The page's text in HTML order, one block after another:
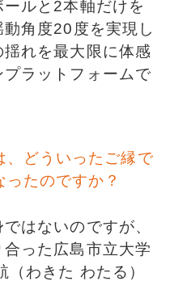
ルと2本軸だけを
角度20度を実現し
れを最大限に体感
ラットフォームで
、どういったご縁で
たのですか？
はないのですが、
った広島市立大学
わきた わたる）